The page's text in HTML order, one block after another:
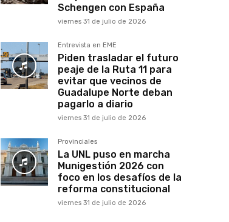
Schengen con España
viernes 31 de julio de 2026
Entrevista en EME
Piden trasladar el futuro
peaje de la Ruta 11 para
evitar que vecinos de
Guadalupe Norte deban
pagarlo a diario
viernes 31 de julio de 2026
Provinciales
La UNL puso en marcha
Munigestión 2026 con
foco en los desafíos de la
reforma constitucional
viernes 31 de julio de 2026